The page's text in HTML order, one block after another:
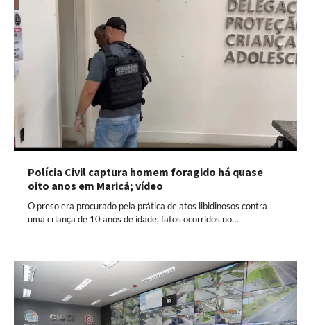
Polícia Civil captura homem foragido há quase
oito anos em Maricá; vídeo
O preso era procurado pela prática de atos libidinosos contra
uma criança de 10 anos de idade, fatos ocorridos no…